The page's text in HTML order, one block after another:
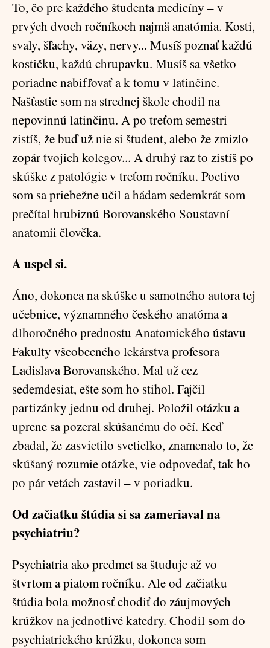
To, čo pre každého študenta medicíny – v
prvých dvoch ročníkoch najmä anatómia. Kosti,
svaly, šľachy, väzy, nervy... Musíš poznať každú
kostičku, každú chrupavku. Musíš sa všetko
poriadne nabifľovať a k tomu v latinčine.
Našťastie som na strednej škole chodil na
nepovinnú latinčinu. A po treťom semestri
zistíš, že buď už nie si študent, alebo že zmizlo
zopár tvojich kolegov... A druhý raz to zistíš po
skúške z patológie v treťom ročníku. Poctivo
som sa priebežne učil a hádam sedemkrát som
prečítal hrubiznú Borovanského Soustavní
anatomii člověka.
A uspel si.
Áno, dokonca na skúške u samotného autora tej
učebnice, významného českého anatóma a
dlhoročného prednostu Anatomického ústavu
Fakulty všeobecného lekárstva profesora
Ladislava Borovanského. Mal už cez
sedemdesiat, ešte som ho stihol. Fajčil
partizánky jednu od druhej. Položil otázku a
uprene sa pozeral skúšanému do očí. Keď
zbadal, že zasvietilo svetielko, znamenalo to, že
skúšaný rozumie otázke, vie odpovedať, tak ho
po pár vetách zastavil – v poriadku.
Od začiatku štúdia si sa zameriaval na
psychiatriu?
Psychiatria ako predmet sa študuje až vo
štvrtom a piatom ročníku. Ale od začiatku
štúdia bola možnosť chodiť do záujmových
krúžkov na jednotlivé katedry. Chodil som do
psychiatrického krúžku, dokonca som